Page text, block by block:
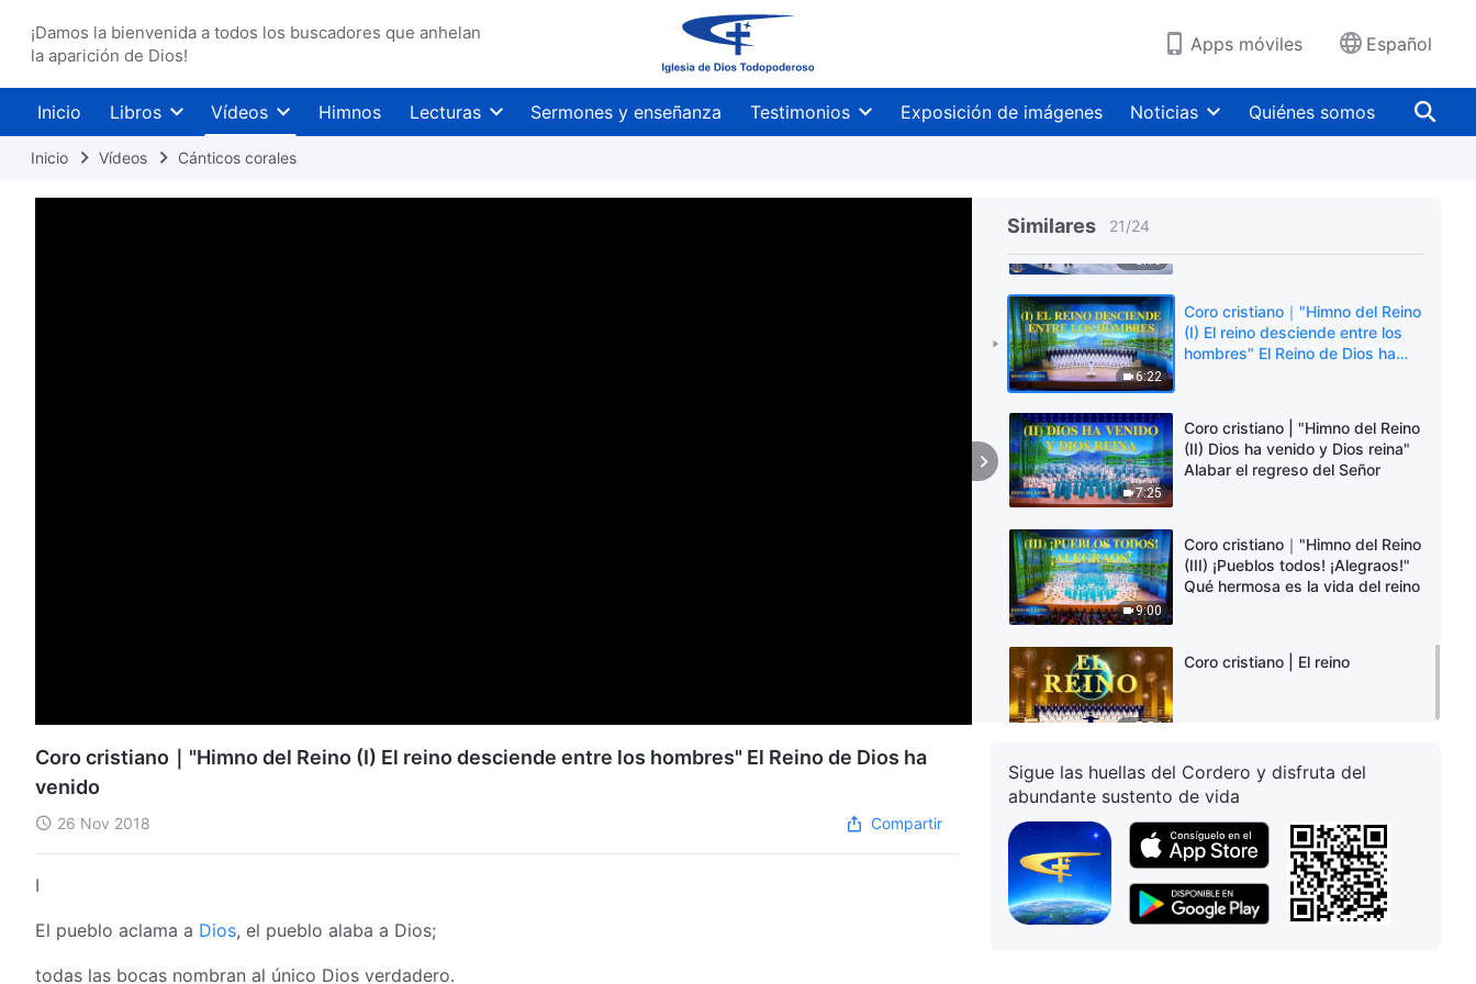
¡Damos la bienvenida a todos los buscadores que anhelan
la aparición de Dios!
Apps móviles Español
Inicio Libros Vídeos Himnos Lecturas Sermones y enseñanza Testimonios Exposición de imágenes Noticias Quiénes somos
Inicio Vídeos Cánticos corales
Similares 21/24
con gloria (Himno coral)
5:19
6:22
Coro cristiano｜"Himno del Reino
(I) El reino desciende entre los
hombres" El Reino de Dios ha
7:25
Coro cristiano | "Himno del Reino
(II) Dios ha venido y Dios reina"
Alabar el regreso del Señor
9:00
Coro cristiano｜"Himno del Reino
(III) ¡Pueblos todos! ¡Alegraos!"
Qué hermosa es la vida del reino
7:54
Coro cristiano | El reino
Coro cristiano｜"Himno del Reino (I) El reino desciende entre los hombres" El Reino de Dios ha
venido
26 Nov 2018 Compartir
I
El pueblo aclama a Dios, el pueblo alaba a Dios;
todas las bocas nombran al único Dios verdadero.
Sigue las huellas del Cordero y disfruta del
abundante sustento de vida